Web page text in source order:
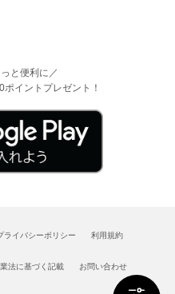
と便利に／
イントプレゼント！
ライバシーポリシー 利用規約
法に基づく記載 お問い合わせ